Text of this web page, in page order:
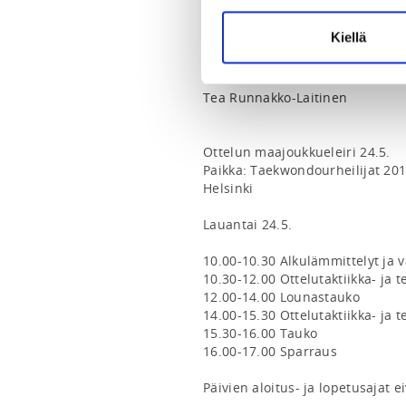
Kiellä
tea@malmintaekwondo.fi
Tea Runnakko-Laitinen
Ottelun maajoukkueleiri 24.5.
Paikka: Taekwondourheilijat
Helsinki
Lauantai 24.5.
10.00-10.30 Alkulämmittelyt ja
10.30-12.00 Ottelutaktiikka- ja
12.00-14.00 Lounastauko
14.00-15.30 Ottelutaktiikka- ja
15.30-16.00 Tauko
16.00-17.00 Sparraus
Päivien aloitus- ja lopetusajat